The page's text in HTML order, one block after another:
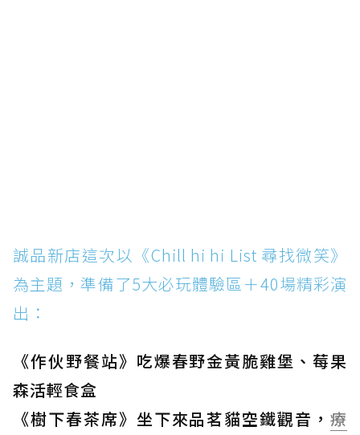
誠品新店這次以《Chill hi hi List 尋找微笑》
為主題，準備了5大必玩體驗區＋40場精彩演
出：
《作伙野餐站》吃爆春野金黃脆雞堡、莓果
森活輕食盒
《樹下春茶席》坐下來品茗貓空鐵觀音， 療